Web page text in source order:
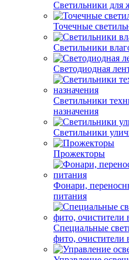
Светильники
Точечные
Светильники
Светодиодная
Светильники
назначения
Светильники
Прожекторы
Фонари,
питания
Специальные
фито, очистители